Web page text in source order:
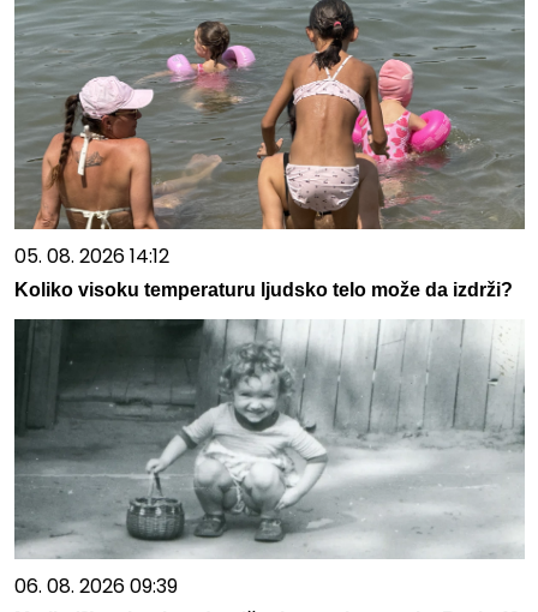
05. 08. 2026 14:12
Koliko visoku temperaturu ljudsko telo može da izdrži?
06. 08. 2026 09:39